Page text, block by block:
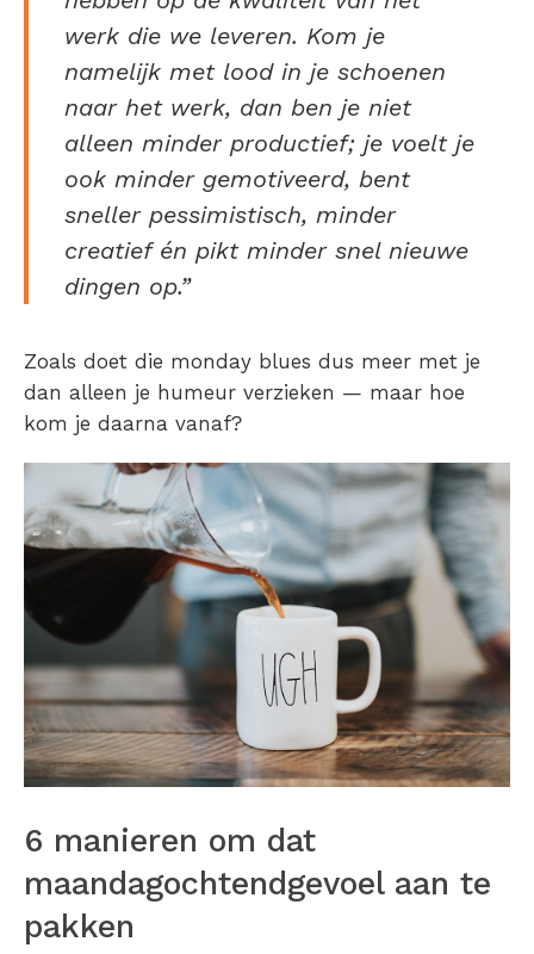
werk die we leveren. Kom je
namelijk met lood in je schoenen
naar het werk, dan ben je niet
alleen minder productief; je voelt je
ook minder gemotiveerd, bent
sneller pessimistisch, minder
creatief én pikt minder snel nieuwe
dingen op.”
Zoals doet die monday blues dus meer met je
dan alleen je humeur verzieken — maar hoe
kom je daarna vanaf?
6 manieren om dat
maandagochtendgevoel aan te
pakken